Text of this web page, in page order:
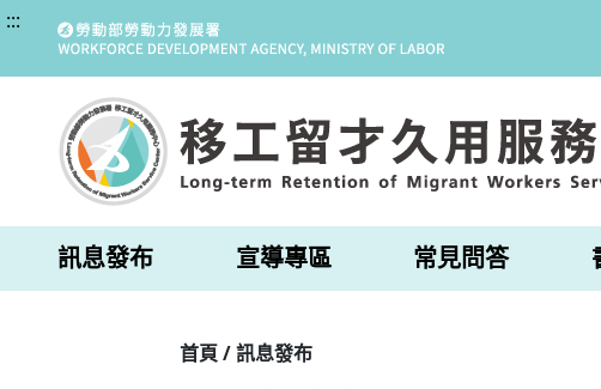
:::
訊息發布 宣導專區 常見問答
首頁 / 訊息發布